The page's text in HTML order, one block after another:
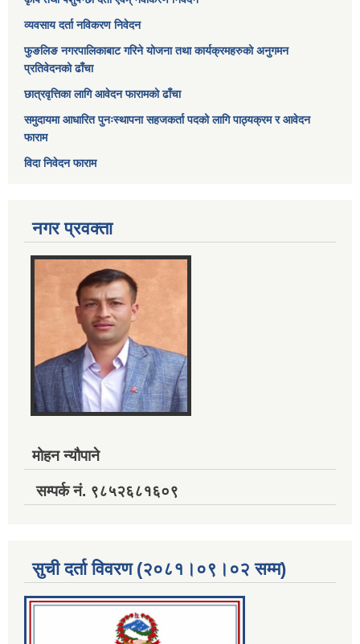
व्यवसाय दर्ता नविकरण निवेदन
फुङलिङ नगरपालिकाबाट गरिने योजना तथा कार्यक्रमहरुको अनुगमन
प्रतिवेदनको ढाँचा
छात्रवृत्तिका लागि आवेदन फारामको ढाँचा
समुदायमा आधारित पुनःस्थापना सहजकर्ता पदको लागि पाठ्यक्रम र आवेदन
फाराम
विदा निवेदन फाराम
नगर प्रवक्ता
मोहन न्यौपाने
सम्पर्क नं. ९८५२६८१६०९
सुची दर्ता विवरण (२०८१।०९।०२ सम्म)